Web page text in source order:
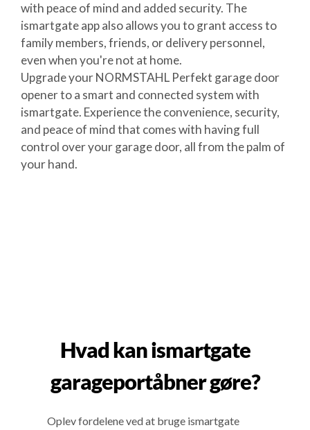
with peace of mind and added security. The
ismartgate app also allows you to grant access to
family members, friends, or delivery personnel,
even when you're not at home.
Upgrade your NORMSTAHL Perfekt garage door
opener to a smart and connected system with
ismartgate. Experience the convenience, security,
and peace of mind that comes with having full
control over your garage door, all from the palm of
your hand.
Hvad kan ismartgate
garageportåbner gøre?
Oplev fordelene ved at bruge ismartgate